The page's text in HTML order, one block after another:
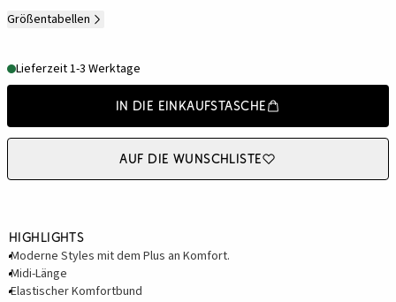
Größentabellen
Lieferzeit 1-3 Werktage
In die Einkaufstasche
Auf die Wunschliste
Highlights
Moderne Styles mit dem Plus an Komfort.
Midi-Länge
Elastischer Komfortbund